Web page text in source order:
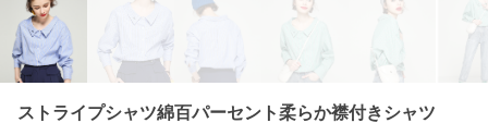
ストライプシャツ綿百パーセント柔らか襟付きシャツ